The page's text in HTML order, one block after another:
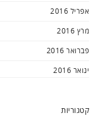
אפריל 2016
מרץ 2016
פברואר 2016
ינואר 2016
קטגוריות